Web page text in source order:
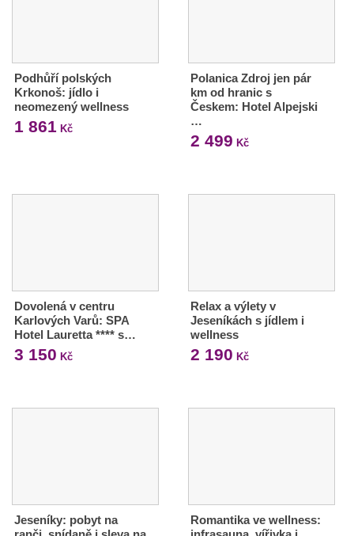
Podhůří polských
Krkonoš: jídlo i
neomezený wellness
1 861 Kč
Polanica Zdroj jen pár
km od hranic s
Českem: Hotel Alpejski
…
2 499 Kč
Dovolená v centru
Karlových Varů: SPA
Hotel Lauretta **** s…
3 150 Kč
Relax a výlety v
Jeseníkách s jídlem i
wellness
2 190 Kč
Jeseníky: pobyt na
Romantika ve wellness: